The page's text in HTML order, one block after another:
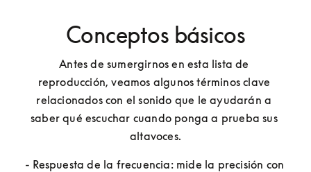
Conceptos básicos
Antes de sumergirnos en esta lista de
reproducción, veamos algunos términos clave
relacionados con el sonido que le ayudarán a
saber qué escuchar cuando ponga a prueba sus
altavoces.
- Respuesta de la frecuencia: mide la precisión con